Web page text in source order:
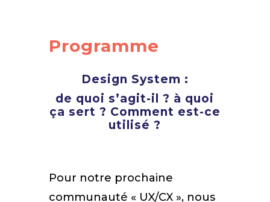
Programme
Design System :
de quoi s’agit-il ? à quoi
ça sert ? Comment est-ce
utilisé ?
Pour notre prochaine
communauté « UX/CX », nous